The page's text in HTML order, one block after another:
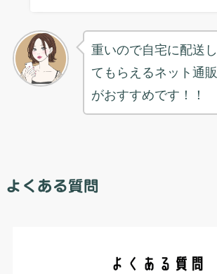
重いので自宅に配送し
てもらえるネット通販
がおすすめです！！
よくある質問